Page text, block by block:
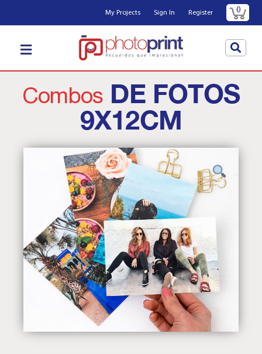
My Projects Sign In Register 0
Combos DE FOTOS
9X12CM